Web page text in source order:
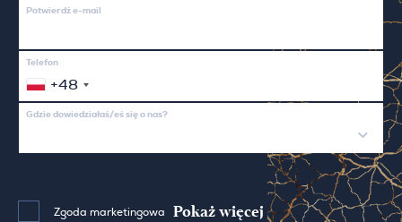
Potwierdź e-mail
Telefon
+48
Gdzie dowiedziałaś/eś się o nas?
Zgoda marketingowa Pokaż więcej